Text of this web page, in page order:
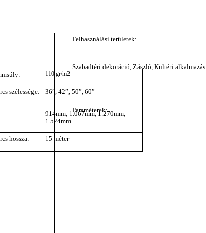
Felhasználási területek:
Szabadtéri dekoráció, Zászló, Kültéri alkalmazás.
Paraméterek:
110 gr/m2
szélessége: 36”, 42”, 50”, 60”
914mm, 1.067mm, 1.270mm,
1.524mm
hossza: 15 méter